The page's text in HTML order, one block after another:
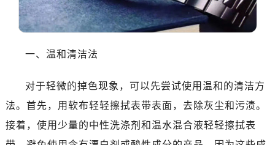
一、温和清洁法
对于轻微的掉色现象，可以先尝试使用温和的清洁方
法。首先，用软布轻轻擦拭表带表面，去除灰尘和污渍。
接着，使用少量的中性洗涤剂和温水混合液轻轻擦拭表